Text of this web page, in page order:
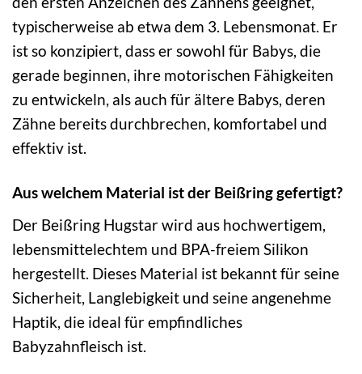
typischerweise ab etwa dem 3. Lebensmonat. Er
ist so konzipiert, dass er sowohl für Babys, die
gerade beginnen, ihre motorischen Fähigkeiten
zu entwickeln, als auch für ältere Babys, deren
Zähne bereits durchbrechen, komfortabel und
effektiv ist.
Aus welchem Material ist der Beißring gefertigt?
Der Beißring Hugstar wird aus hochwertigem,
lebensmittelechtem und BPA-freiem Silikon
hergestellt. Dieses Material ist bekannt für seine
Sicherheit, Langlebigkeit und seine angenehme
Haptik, die ideal für empfindliches
Babyzahnfleisch ist.